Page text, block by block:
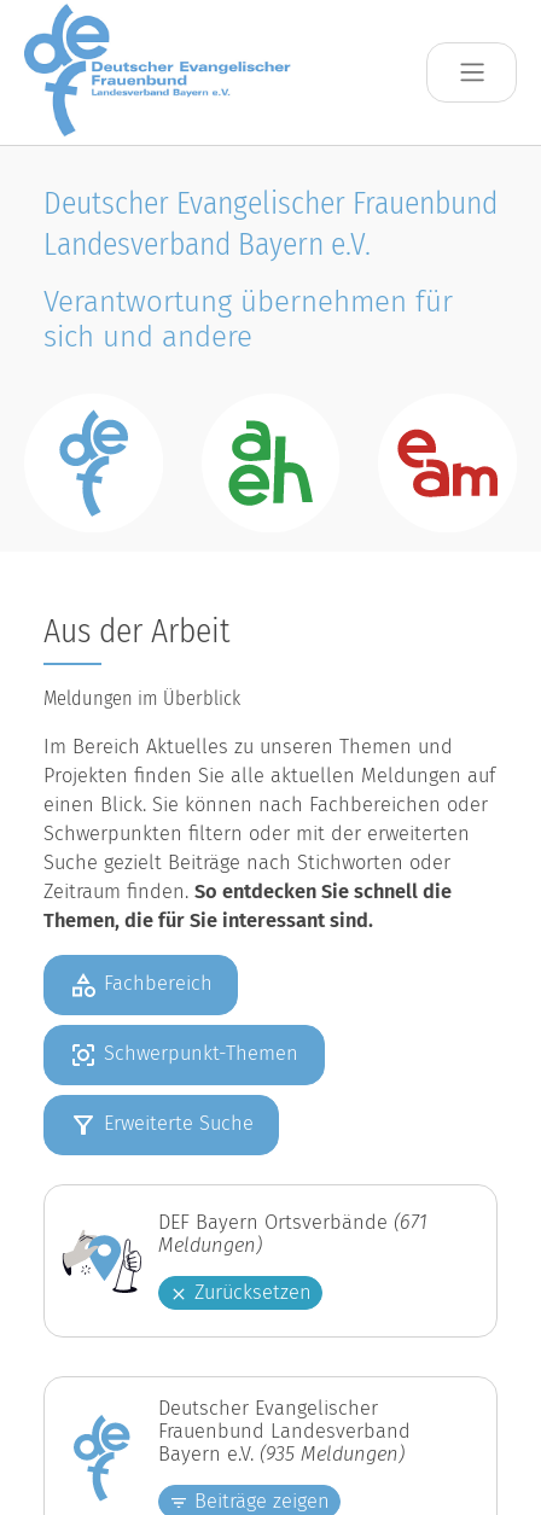
Skip to main content
Deutscher Evangelischer Frauenbund
Landesverband Bayern e.V.
Verantwortung übernehmen für
sich und andere
Aus der Arbeit
Meldungen im Überblick
Im Bereich Aktuelles zu unseren Themen und
Projekten finden Sie alle aktuellen Meldungen auf
einen Blick. Sie können nach Fachbereichen oder
Schwerpunkten filtern oder mit der erweiterten
Suche gezielt Beiträge nach Stichworten oder
Zeitraum finden. So entdecken Sie schnell die
Themen, die für Sie interessant sind.
Fachbereich
Schwerpunkt-Themen
Erweiterte Suche
DEF Bayern Ortsverbände (671
Meldungen)
Zurücksetzen
Deutscher Evangelischer
Frauenbund Landesverband
Bayern e.V. (935 Meldungen)
Beiträge zeigen